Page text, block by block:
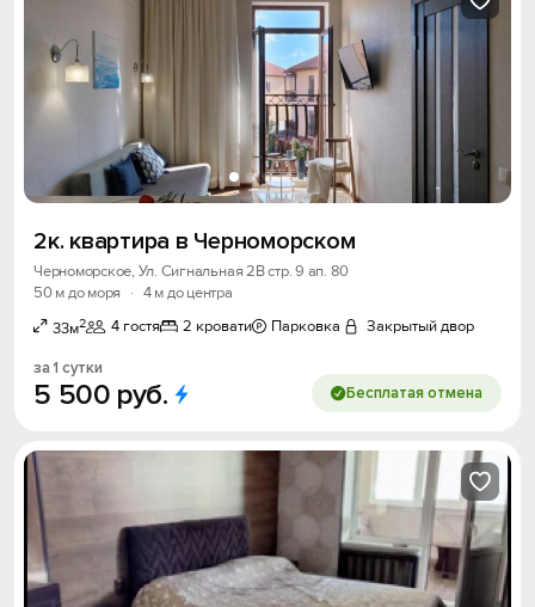
2к. квартира в Черноморском
Черноморское, Ул. Сигнальная 2В стр. 9 ап. 80
50 м до моря
· 4 м до центра
33м2 4 гостя 2 кровати Парковка Закрытый двор
за 1 сутки
5 500 руб. Бесплатая отмена